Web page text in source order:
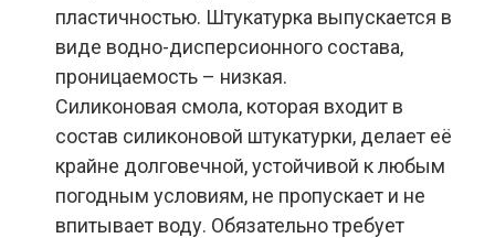
пластичностью. Штукатурка выпускается в
виде водно-дисперсионного состава,
проницаемость – низкая.
Силиконовая смола, которая входит в
состав силиконовой штукатурки, делает её
крайне долговечной, устойчивой к любым
погодным условиям, не пропускает и не
впитывает воду. Обязательно требует